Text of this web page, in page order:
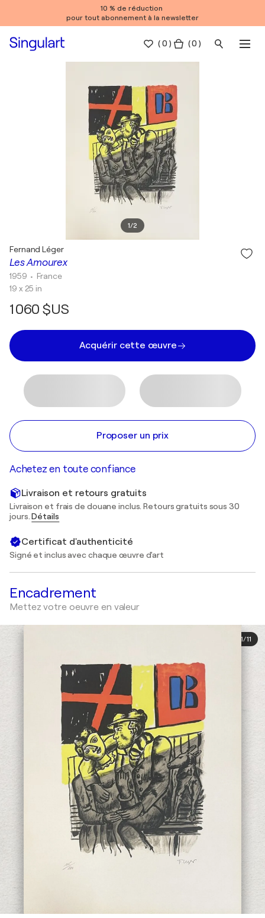
10 % de réduction
pour tout abonnement à la newsletter
(0 ) ( 0 )
1/2
Les Amourex
Fernand Léger
1959 • France
19 x 25 in
1 060 $US
Acquérir cette œuvre
Proposer un prix
Achetez en toute confiance
Livraison et retours gratuits
Livraison et frais de douane inclus. Retours gratuits sous 30
jours.Détails
Certificat d'authenticité
Signé et inclus avec chaque œuvre d'art
Encadrement
Mettez votre oeuvre en valeur
1/11